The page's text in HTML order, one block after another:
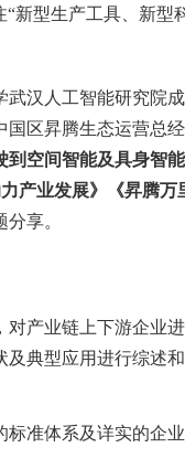
新型生产工具、新型
汉人工智能研究院
区昇腾生态运营总
到空间智能及具身智
产业发展》《昇腾万
分享。
对产业链上下游企业
典型应用进行综述和
准体系及详实的企